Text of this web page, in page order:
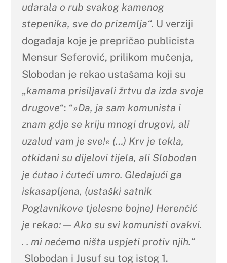
udarala o rub svakog kamenog
stepenika, sve do prizemlja“. U verziji
događaja koje je prepričao publicista
Mensur Seferović, prilikom mučenja,
Slobodan je rekao ustašama koji su
„kamama prisiljavali žrtvu da izda svoje
drugove“: “»Da, ja sam komunista i
znam gdje se kriju mnogi drugovi, ali
uzalud vam je sve!« (…) Krv je tekla,
otkidani su dijelovi tijela, ali Slobodan
je ćutao i ćuteći umro. Gledajući ga
iskasapljena, (ustaški satnik
Poglavnikove tjelesne bojne) Herenčić
je rekao: — Ako su svi komunisti ovakvi.
. . mi nećemo ništa uspjeti protiv njih.“
Slobodan i Jusuf su tog istog 1.